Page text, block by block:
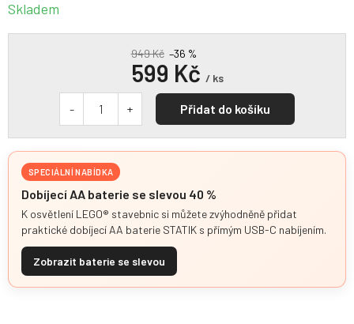
Skladem
SPECIÁLNÍ NABÍDKA
Dobíjecí AA baterie se slevou 40 %
K osvětlení LEGO® stavebnic si můžete zvýhodněně přidat
praktické dobíjecí AA baterie STATIK s přímým USB-C nabíjením.
Zobrazit baterie se slevou
949 Kč –36 %
599 Kč / ks
Přidat do košíku